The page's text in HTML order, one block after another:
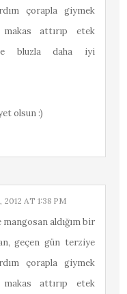
çorapla giymek
attırıp etek
bluzla daha iyi
olsun :)
2012 AT 1:38 PM
aldığım bir
geçen gün terziye
çorapla giymek
attırıp etek